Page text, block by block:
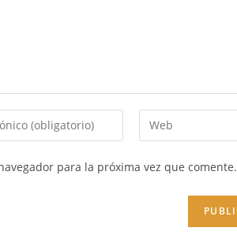
para la próxima vez que comente.